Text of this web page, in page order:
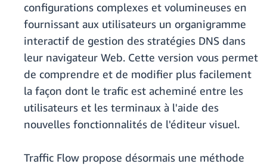
configurations complexes et volumineuses en
fournissant aux utilisateurs un organigramme
interactif de gestion des stratégies DNS dans
leur navigateur Web. Cette version vous permet
de comprendre et de modifier plus facilement
la façon dont le trafic est acheminé entre les
utilisateurs et les terminaux à l'aide des
nouvelles fonctionnalités de l'éditeur visuel.
Traffic Flow propose désormais une méthode